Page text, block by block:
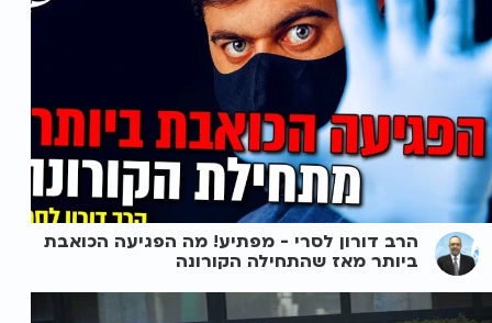
הרב דורון לסרי - מפתיע! מה הפגיעה הכואבת
ביותר מאז שהתחילה הקורונה